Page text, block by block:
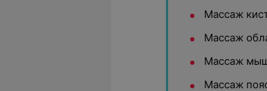
Массаж
Массаж
Массаж
Массаж